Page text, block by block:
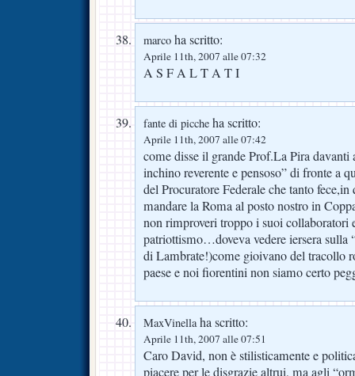
marco ha scritto:
Aprile 11th, 2007 alle 07:32
A S F A L T A T I
fante di picche ha scritto:
Aprile 11th, 2007 alle 07:42
come disse il grande Prof.La Pira
inchino reverente e pensoso” di fronte a
del Procuratore Federale che tanto fece,in
mandare la Roma al posto nostro in
non rimproveri troppo i suoi collaboratori
patriottismo…doveva vedere iersera
di Lambrate!)come gioivano del tracollo
paese e noi fiorentini non siamo certo
MaxVinellaha scritto:
Aprile 11th, 2007 alle 07:51
Caro David, non è stilisticamente e
piacere per le disgrazie altrui, ma agli